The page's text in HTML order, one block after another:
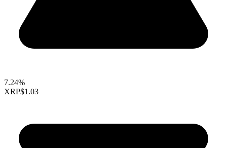
7.24%
XRP$1.03